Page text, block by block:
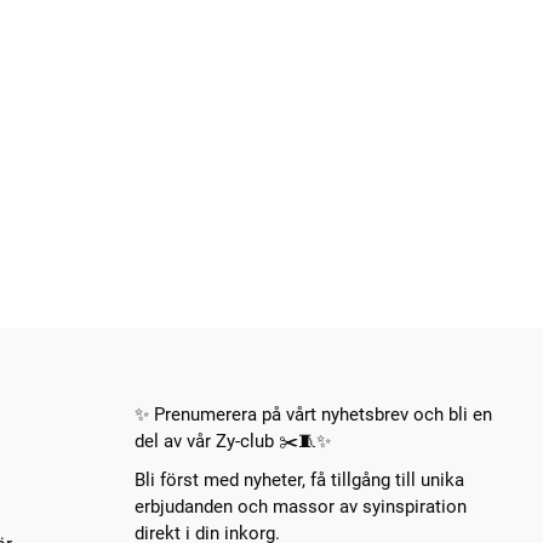
✨ Prenumerera på vårt nyhetsbrev och bli en
del av vår Zy-club ✂️🧵✨
Bli först med nyheter, få tillgång till unika
erbjudanden och massor av syinspiration
direkt i din inkorg.